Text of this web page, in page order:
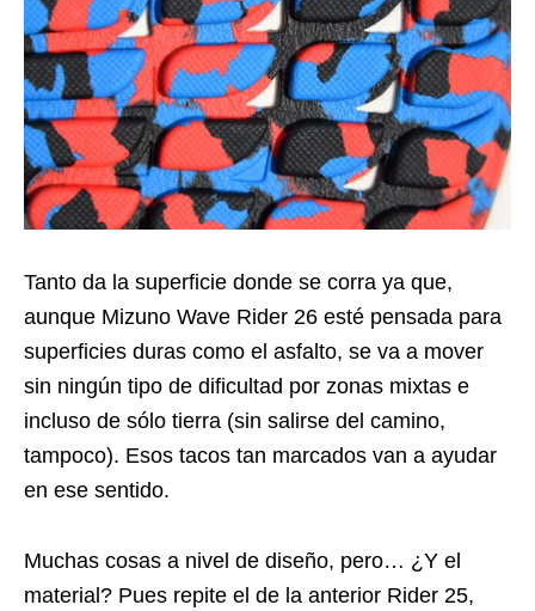
Tanto da la superficie donde se corra ya que,
aunque Mizuno Wave Rider 26 esté pensada para
superficies duras como el asfalto, se va a mover
sin ningún tipo de dificultad por zonas mixtas e
incluso de sólo tierra (sin salirse del camino,
tampoco). Esos tacos tan marcados van a ayudar
en ese sentido.
Muchas cosas a nivel de diseño, pero… ¿Y el
material? Pues repite el de la anterior Rider 25,